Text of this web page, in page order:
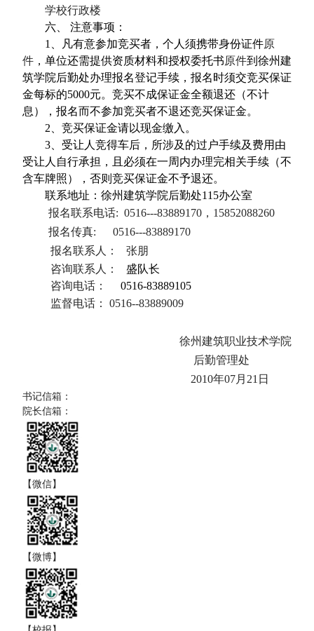
学校行政楼
六、 注意事项：
1
、凡有意参加竞买者，个人须携带身份证件原
件 ，单位还需提供资质材料和授权委托书原件到徐州建
筑学院后勤处办理报名登记手续，报名时须交竞买保证
金每标的5000元。竞买不成保证金全额退还（不计
息），报名而不参加竞买者不退还竞买保证金。
2 、竞买保证金请以现金缴入。
3 、受让人竞得车后，所涉及的过户手续及费用由
受让人自行承担，且必须在一周内办理完相关手续（不
含车牌照），否则竞买保证金不予退还。
联系地址：徐州建筑学院后勤处115办公室
报名联系电话: 0516---83889170 ， 15852088260
报名传真:
0516---83889170
报名联系人：
张朋
咨询联系人：
盛队长
咨询电话：
0516-83889105
监督电话： 0516--83889009
徐州建筑职业技术学院
后勤管理处
2010年07月 21 日
书记信箱：
院长信箱：
【微信】
【微博】